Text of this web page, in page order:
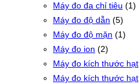
Máy đo đa chỉ tiêu (1)
Máy đo độ dẫn (5)
Máy đo độ mặn (1)
Máy đo ion (2)
Máy đo kích thước hạt
Máy đo kích thước hạt